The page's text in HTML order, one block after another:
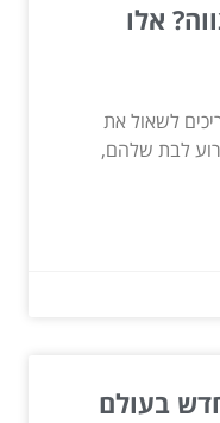
אלו
לשאול את
לבת שלהם,
בעולם